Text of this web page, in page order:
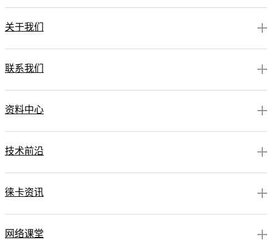
关于我们
联系我们
资料中心
技术前沿
徕卡资讯
网络课堂